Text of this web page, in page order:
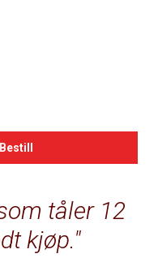
tåler 12
kjøp.
Bestill